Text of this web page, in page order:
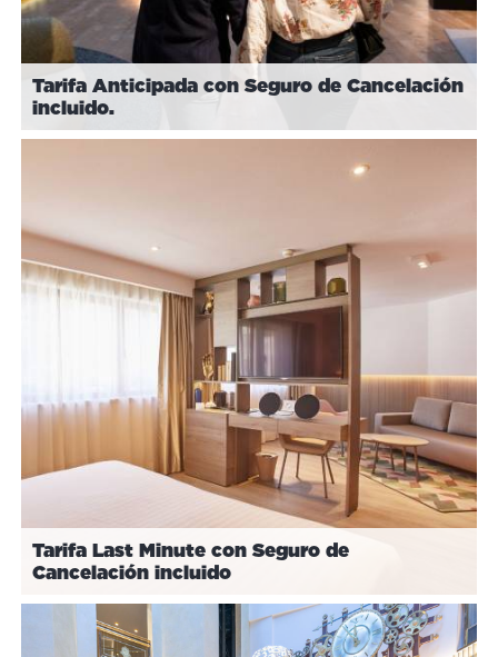
Tarifa Anticipada con Seguro de Cancelación
incluido.
Tarifa Last Minute con Seguro de
Cancelación incluido